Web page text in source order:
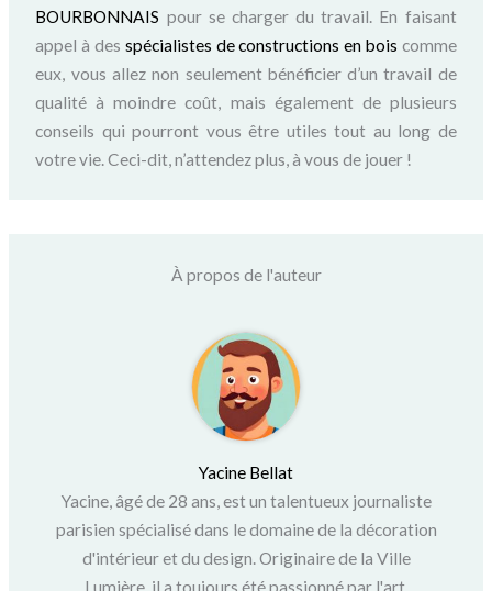
BOURBONNAIS pour se charger du travail. En faisant
appel à des spécialistes de constructions en bois comme
eux, vous allez non seulement bénéficier d’un travail de
qualité à moindre coût, mais également de plusieurs
conseils qui pourront vous être utiles tout au long de
votre vie. Ceci-dit, n’attendez plus, à vous de jouer !
À propos de l'auteur
Yacine Bellat
Yacine, âgé de 28 ans, est un talentueux journaliste
parisien spécialisé dans le domaine de la décoration
d'intérieur et du design. Originaire de la Ville